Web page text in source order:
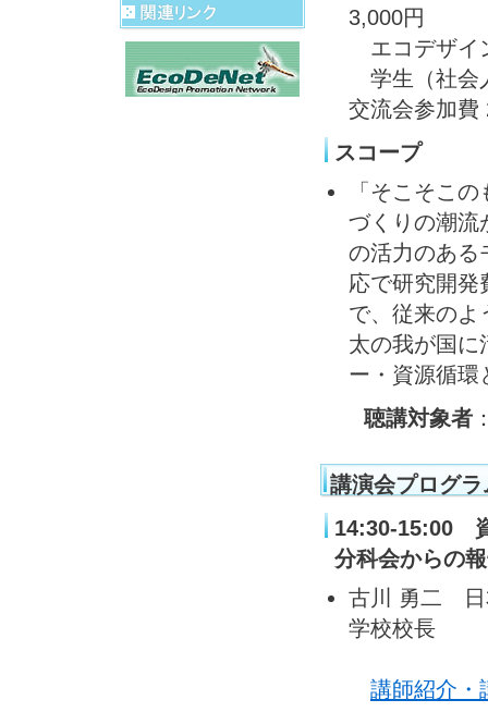
3,000円
エコデザイ
学生（社会
交流会参加費
スコープ
「そこそこ
づくりの潮流
の活力のある
応で研究開発
で、従来のよ
太の我が国に
ー・資源循環
聴講対象者
講演会プログラ
14:30-15:00
分科会からの
古川 勇二 日
学校校長
講師紹介・